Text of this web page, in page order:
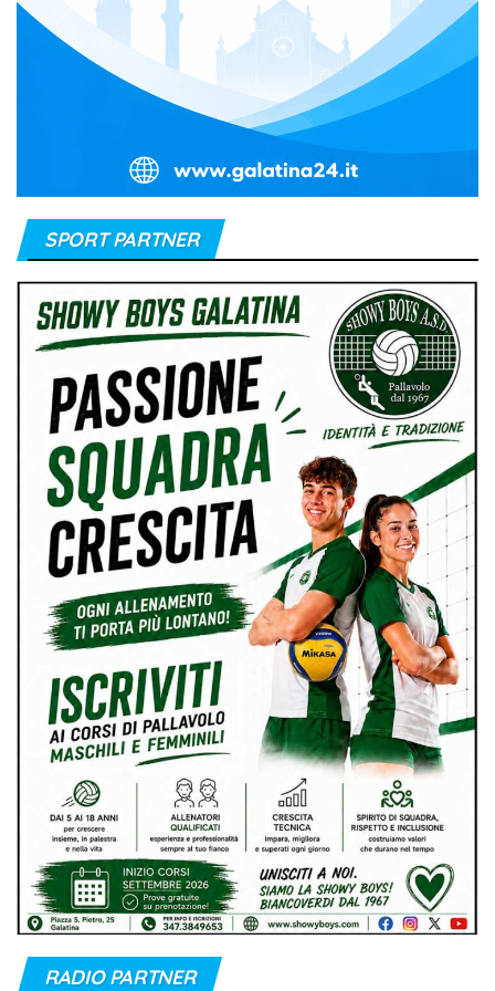
SPORT PARTNER
RADIO PARTNER